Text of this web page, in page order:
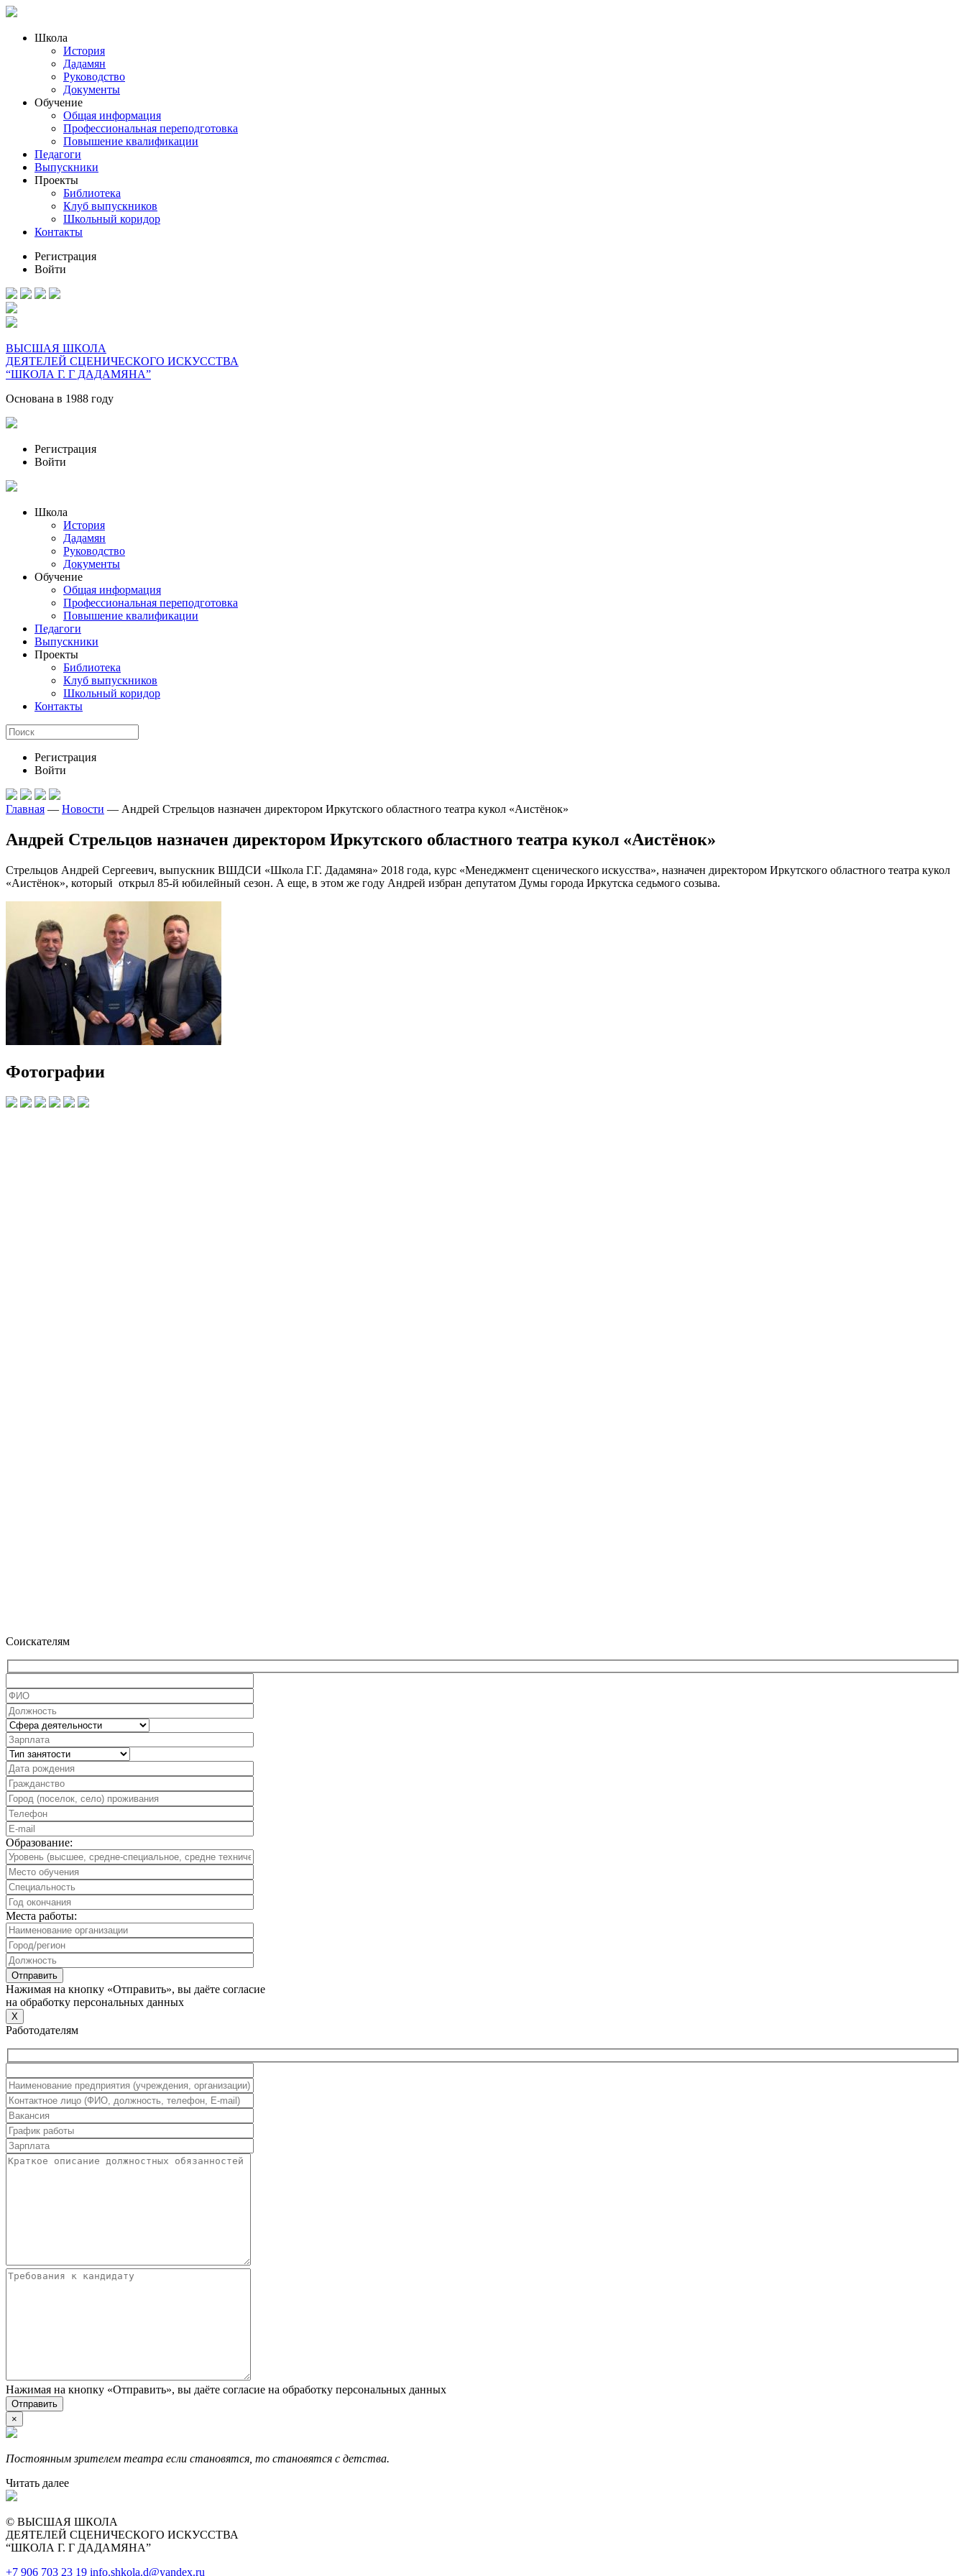
Школа
История
Дадамян
Руководство
Документы
Обучение
Общая информация
Профессиональная переподготовка
Повышение квалификации
Педагоги
Выпускники
Проекты
Библиотека
Клуб выпускников
Школьный коридор
Контакты
Регистрация
Войти
ВЫСШАЯ ШКОЛА
ДЕЯТЕЛЕЙ СЦЕНИЧЕСКОГО ИСКУССТВА
“ШКОЛА Г. Г ДАДАМЯНА”
Основана в 1988 году
Регистрация
Войти
Школа
История
Дадамян
Руководство
Документы
Обучение
Общая информация
Профессиональная переподготовка
Повышение квалификации
Педагоги
Выпускники
Проекты
Библиотека
Клуб выпускников
Школьный коридор
Контакты
Регистрация
Войти
Главная — Новости — Андрей Стрельцов назначен директором Иркутского областного театра кукол «Аистёнок»
Андрей Стрельцов назначен директором Иркутского областного театра кукол «Аистёнок»
Стрельцов Андрей Сергеевич, выпускник ВШДСИ «Школа Г.Г. Дадамяна» 2018 года, курс «Менеджмент сценического искусства», назначен директором Иркутского областного театра кукол
«Аистёнок», который открыл 85-й юбилейный сезон. А еще, в этом же году Андрей избран депутатом Думы города Иркутска седьмого созыва.
Фотографии
Соискателям
Образование:
Места работы:
Нажимая на кнопку «Отправить», вы даёте согласие
на обработку персональных данных
X
Работодателям
Нажимая на кнопку «Отправить», вы даёте согласие на обработку персональных данных
×
Постоянным зрителем театра если становятся, то становятся с детства.
Читать далее
© ВЫСШАЯ ШКОЛА
ДЕЯТЕЛЕЙ СЦЕНИЧЕСКОГО ИСКУССТВА
“ШКОЛА Г. Г ДАДАМЯНА”
+7 906 703 23 19 info.shkola.d@yandex.ru